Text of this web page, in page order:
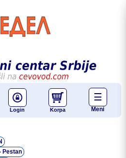
Login Korpa Meni
☰
Pestan